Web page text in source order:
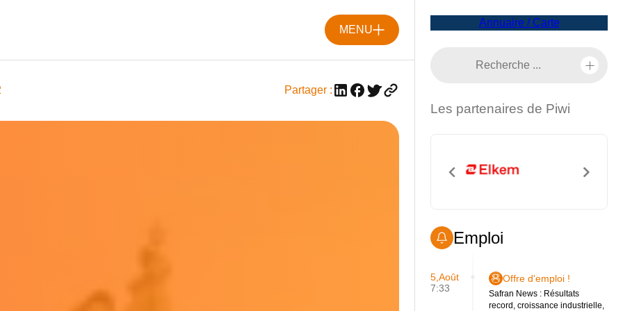
MENU
Partager :
Annuaire / Carte
Les partenaires de Piwi
Emploi
5,Août
7:33
Offre d'emploi !
Safran News : Résultats
record, croissance industrielle,